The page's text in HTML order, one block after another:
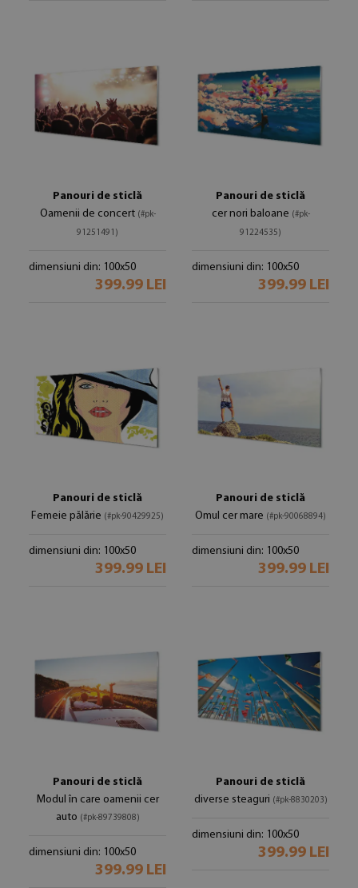
Panouri de sticlă
Oamenii de concert (#pk-
91251491)
dimensiuni din: 100x50
399.99 LEI
Panouri de sticlă
cer nori baloane (#pk-
91224535)
dimensiuni din: 100x50
399.99 LEI
Panouri de sticlă
Femeie pălărie (#pk-90429925)
dimensiuni din: 100x50
399.99 LEI
Panouri de sticlă
Omul cer mare (#pk-90068894)
dimensiuni din: 100x50
399.99 LEI
Panouri de sticlă
Modul în care oamenii cer
auto (#pk-89739808)
dimensiuni din: 100x50
399.99 LEI
Panouri de sticlă
diverse steaguri (#pk-8830203)
dimensiuni din: 100x50
399.99 LEI